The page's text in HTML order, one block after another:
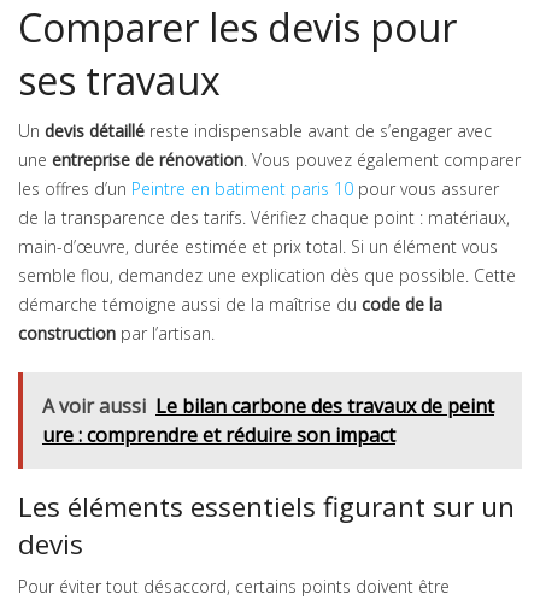
Comparer les devis pour
ses travaux
Un devis détaillé reste indispensable avant de s’engager avec
une entreprise de rénovation. Vous pouvez également comparer
les offres d’un Peintre en batiment paris 10 pour vous assurer
de la transparence des tarifs. Vérifiez chaque point : matériaux,
main-d’œuvre, durée estimée et prix total. Si un élément vous
semble flou, demandez une explication dès que possible. Cette
démarche témoigne aussi de la maîtrise du code de la
construction par l’artisan.
A voir aussi Le bilan carbone des travaux de peint
ure : comprendre et réduire son impact
Les éléments essentiels figurant sur un
devis
Pour éviter tout désaccord, certains points doivent être